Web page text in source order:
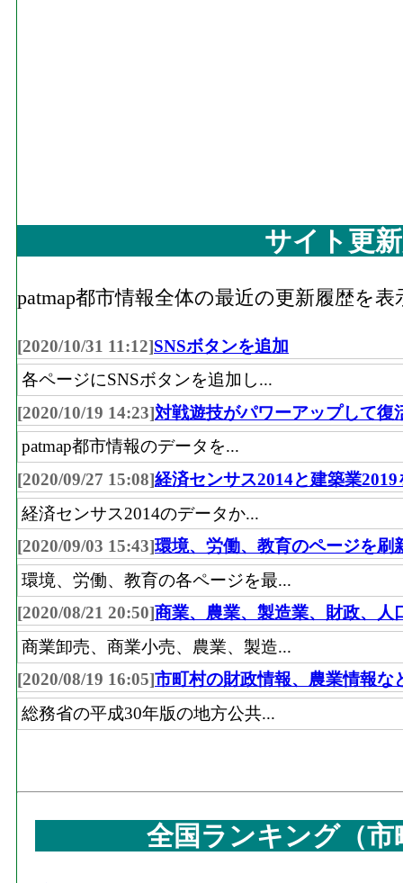
サイト更
patmap都市情報全体の最近の更新履歴を表
[2020/10/31 11:12]SNSボタンを追加
各ページにSNSボタンを追加し...
[2020/10/19 14:23]対戦遊技がパワーアップして復
patmap都市情報のデータを...
[2020/09/27 15:08]経済センサス2014と建築業2019
経済センサス2014のデータか...
[2020/09/03 15:43]環境、労働、教育のページを刷
環境、労働、教育の各ページを最...
[2020/08/21 20:50]商業、農業、製造業、財政、人
商業卸売、商業小売、農業、製造...
[2020/08/19 16:05]市町村の財政情報、農業情報な
総務省の平成30年版の地方公共...
全国ランキング（